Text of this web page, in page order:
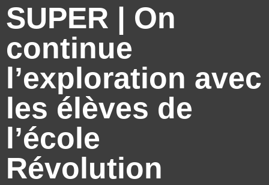
SUPER | On
continue
l’exploration avec
les élèves de
l’école
Révolution